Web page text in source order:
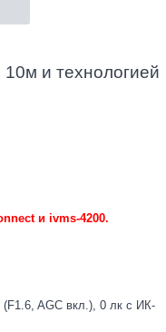
и технологией
и ivms-4200.
AGC вкл.), 0 лк с ИК-